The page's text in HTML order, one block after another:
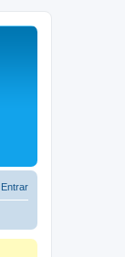
Entrar